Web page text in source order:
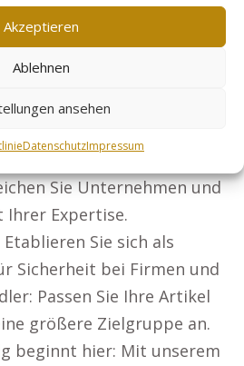
Akzeptieren
Ablehnen
ansehen
DatenschutzImpressum
angewiesen sind,
Webseiten, wie etwa:
Sie für eine
Projekten
Bauherren gewinnen.
Sie Unternehmen und
Expertise.
Sie sich als
Sicherheit bei Firmen und
Passen Sie Ihre Artikel
größere Zielgruppe an.
beginnt hier: Mit unserem